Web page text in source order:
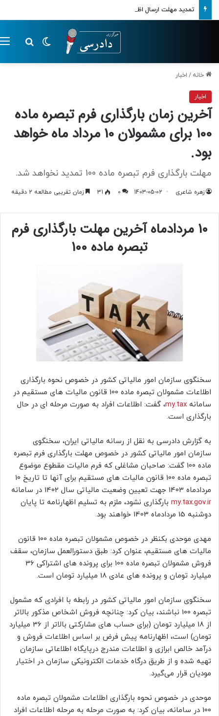
تمدید مهلت ارسال اظهارنامه‌های مالیاتی تا پایان تابستان 1405
تغییر پوسته
خانه / اخبار
اخبار
آخرین زمان بارگذاری فرم تبصره ماده
100 برای مشمولان 10 مرداد ماه خواهد
بود.
مهلت بارگذاری فرم تبصره ماده 100 تمدید نخواهد شد.
زهره شاعری 1403-05-02
0
31 زمان تقریبی مطالعه 2 دقیقه
10 مردادماه آخرین مهلت بارگذاری فرم
تبصره ماده 100
سخنگوی سازمان امور مالیاتی کشور در خصوص نحوه بارگذاری
اطلاعات مشمولان تبصره ماده 100 قانون مالیات های مستقیم در
سامانه my.tax، گفت: اطلاعات افراد به صورت مرحله ای در حال
بارگذاری است.
به گزارش دادرسی به نقل از رسانه مالیاتی ایران، سخنگوی
سازمان امور مالیاتی کشور در خصوص مهلت بارگذاری فرم تبصره
ماده 100 گفت: صاحبان مشاغلی که فرم مالیات مقطوع موضوع
تبصره ماده 100 قانون مالیات های مستقیم برای آنها تا تاریخ 10
مردادماه 1403 جهت تعیین وضعیت مالیاتی سال 1402 در سامانه
my.tax.gov.ir بارگذاری نشود، ملزم به تسلیم اظهارنامه تا پایان
دوشنبه 15 مردادماه 1403 خواهند بود.
مهدی موحدی بکنظر در خصوص مشمولان تبصره ماده 100 قانون
مالیات های مستقیم، عنوان کرد: طبق دستورالعمل سازمان، سقف
فروش مشمولان تبصره ماده 100 برای پرونده های اشتراکی 36
میلیارد تومان و پرونده های عادی 18 میلیارد تومان است.
سخنگوی سازمان امور مالیاتی کشور در رابطه با افرادی که مشمول
تبصره 100 نباشند، بیان کرد: چنانچه فروش اشخاص مذکور بالاتر
از 18 میلیارد تومان (برای حساب های مشارکتی بالاتر از 36 میلیارد
تومان) است، اظهارنامه پیش فرض بر اساس اطلاعات فروش و
درآمد خالص ابرازی و اطلاعات مندرج درپایگاه اطلاعاتی سازمان
تهیه شده و از طریق درگاه خدمات الکترونیکی سازمان در اختیار
مودیان قرار می‌گیرد.
موحدی در خصوص نحوه بارگذاری اطلاعات مشمولان تبصره ماده
100 در سامانه، بیان کرد: به صورت مرحله به مرحله اطلاعات افراد